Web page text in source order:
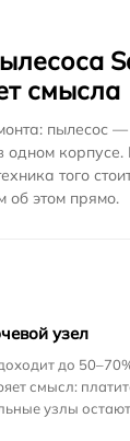
смысла
пылесос
одном
того
об этом прямо.
узел
до
смысл:
узлы